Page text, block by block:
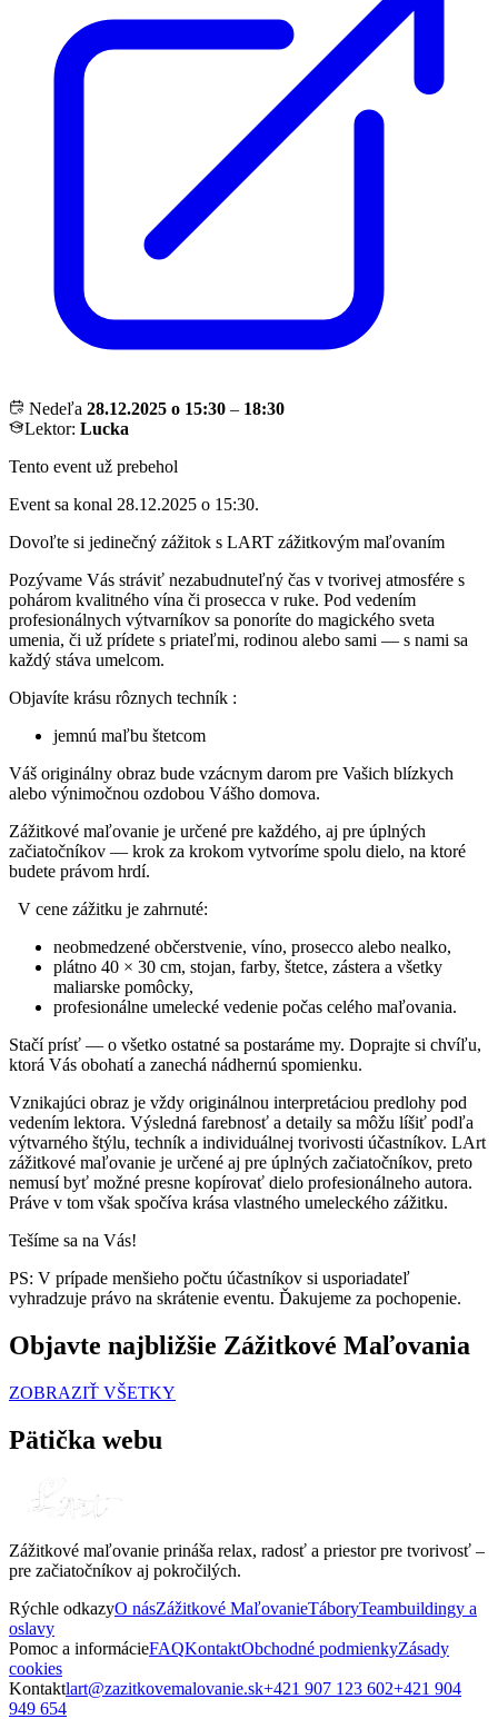
Nedeľa 28.12.2025 o 15:30 – 18:30
Lektor: Lucka
Tento event už prebehol
Event sa konal 28.12.2025 o 15:30.
Dovoľte si jedinečný zážitok s LART zážitkovým maľovaním
Pozývame Vás stráviť nezabudnuteľný čas v tvorivej atmosfére s
pohárom kvalitného vína či prosecca v ruke. Pod vedením
profesionálnych výtvarníkov sa ponoríte do magického sveta
umenia, či už prídete s priateľmi, rodinou alebo sami — s nami sa
každý stáva umelcom.
Objavíte krásu rôznych techník :
jemnú maľbu štetcom
Váš originálny obraz bude vzácnym darom pre Vašich blízkych
alebo výnimočnou ozdobou Vášho domova.
Zážitkové maľovanie je určené pre každého, aj pre úplných
začiatočníkov — krok za krokom vytvoríme spolu dielo, na ktoré
budete právom hrdí.
V cene zážitku je zahrnuté:
neobmedzené občerstvenie, víno, prosecco alebo nealko,
plátno 40 × 30 cm, stojan, farby, štetce, zástera a všetky
maliarske pomôcky,
profesionálne umelecké vedenie počas celého maľovania.
Stačí prísť — o všetko ostatné sa postaráme my. Doprajte si chvíľu,
ktorá Vás obohatí a zanechá nádhernú spomienku.
Vznikajúci obraz je vždy originálnou interpretáciou predlohy pod
vedením lektora. Výsledná farebnosť a detaily sa môžu líšiť podľa
výtvarného štýlu, techník a individuálnej tvorivosti účastníkov. LArt
zážitkové maľovanie je určené aj pre úplných začiatočníkov, preto
nemusí byť možné presne kopírovať dielo profesionálneho autora.
Práve v tom však spočíva krása vlastného umeleckého zážitku.
Tešíme sa na Vás!
PS: V prípade menšieho počtu účastníkov si usporiadateľ
vyhradzuje právo na skrátenie eventu. Ďakujeme za pochopenie.
Objavte najbližšie Zážitkové Maľovania
ZOBRAZIŤ VŠETKY
Pätička webu
Zážitkové maľovanie prináša relax, radosť a priestor pre tvorivosť –
pre začiatočníkov aj pokročilých.
Rýchle odkazyO násZážitkové MaľovanieTáboryTeambuildingy a
oslavy
Pomoc a informácieFAQKontaktObchodné podmienkyZásady
cookies
Kontaktlart@zazitkovemalovanie.sk+421 907 123 602+421 904
949 654